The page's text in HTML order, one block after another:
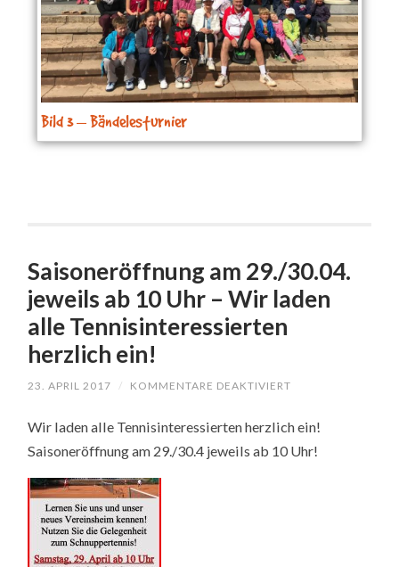
Bild 3 – Bändelesturnier
Saisoneröffnung am 29./30.04.
jeweils ab 10 Uhr – Wir laden
alle Tennisinteressierten
herzlich ein!
23. APRIL 2017 / KOMMENTARE DEAKTIVIERT
29./30.04.
AB
Wir laden alle Tennisinteressierten herzlich ein!
Saisoneröffnung am 29./30.4 jeweils ab 10 Uhr!